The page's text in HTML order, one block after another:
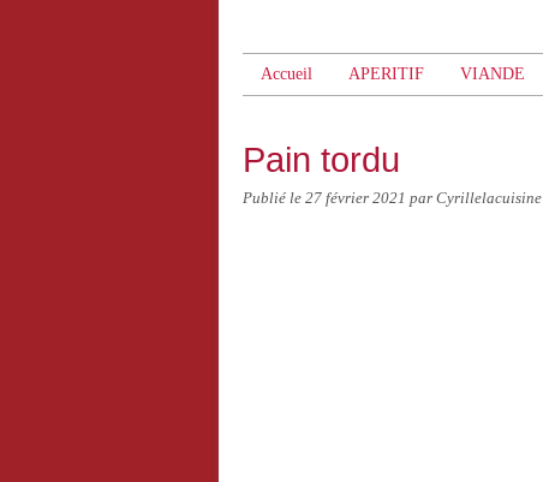
Accueil APERITIF VIANDE
Pain tordu
Publié le 27 février 2021 par Cyrillelacuisine